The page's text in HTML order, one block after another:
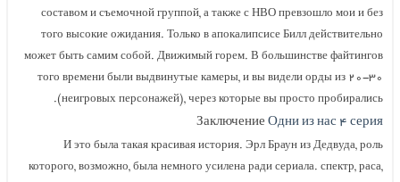
составом и съемочной группой, а также с HBO превзошло мои и без
того высокие ожидания. Только в апокалипсисе Билл действительно
может быть самим собой. Движимый горем. В большинстве файтингов
того времени были выдвинутые камеры, и вы видели орды из ۲۰-۳۰
(неигровых персонажей), через которые вы просто пробирались.
ЗаключениеОдни из нас ۴ серия
И это была такая красивая история. Эрл Браун из Дедвуда, роль
которого, возможно, была немного усилена ради сериала. спектр, раса,